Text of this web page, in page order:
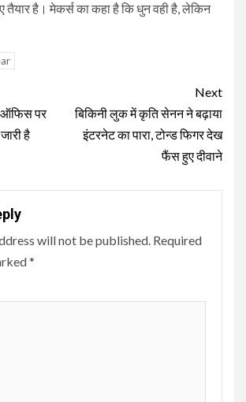
तैयार है। मेकर्स का कहा है कि धुन वही है, लेकिन
ऑफिस पर
है
Next
बिकिनी लुक में कृति सेनन ने बढ़ाया
इंटरनेट का पारा, टोन्ड फिगर देख
फैंस हुए दीवाने
will not be published. Required
*